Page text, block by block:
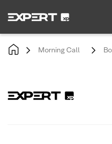
Morning Call